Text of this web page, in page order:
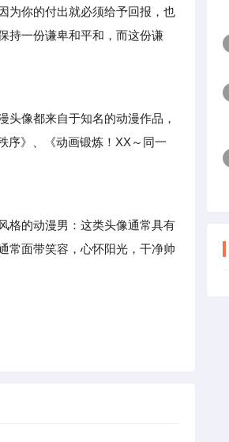
你的付出就必须给予回报，也
持一份谦卑和平和，而这份谦
像都来自于知名的动漫作品，
序》、《动画锻炼！XX～同一
的动漫男：这类头像通常具有
常面带笑容，心怀阳光，干净帅